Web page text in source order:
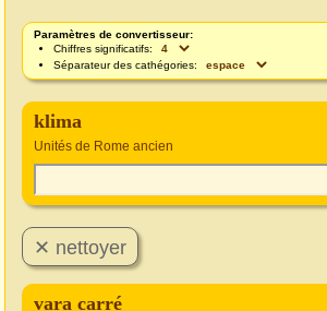
Paramètres de convertisseur:
Chiffres significatifs:
Séparateur des cathégories:
klima
Unités de Rome ancien
vara carré